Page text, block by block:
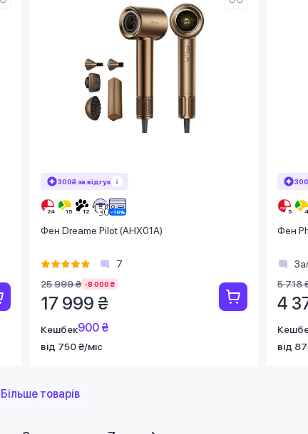
300₴ за відгук
Фен Dreame Pilot (AHX01A)
7
25 999 ₴ -8 000 ₴
17 999 ₴
Кешбек900 ₴
від 750 ₴/міс
Фен
5 718
4
від
Більше товарів